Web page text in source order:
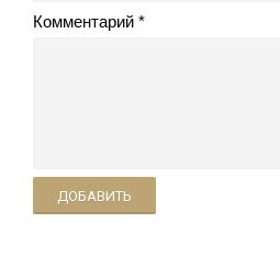
Комментарий
ДОБАВИТЬ